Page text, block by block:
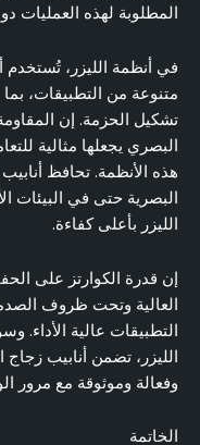
المطلوبة لهذه العمليات
في أنظمة الليزر، تُستخدم
متنوعة من التطبيقات،
تشكيل الحزمة. إن
البصري يجعلها مثالية
هذه الأنظمة. تحافظ
البصرية حتى في البيئات
الليزر بأعلى كفاءة.
إن قدرة الكوارتز على
العالية وتحت ظروف
التطبيقات عالية الأداء.
الليزر، تضمن أنابيب
وفعالة وموثوقة مع مرور
الخاتمة